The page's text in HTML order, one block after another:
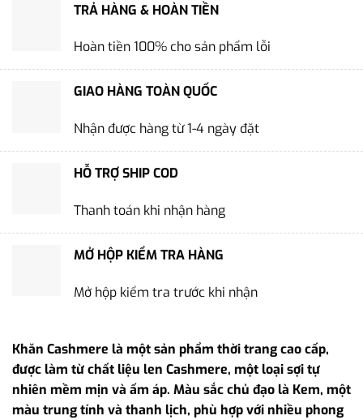
TRẢ HÀNG & HOÀN TIỀN
Hoàn tiền 100% cho sản phẩm lỗi
GIAO HÀNG TOÀN QUỐC
Nhận được hàng từ 1-4 ngày đặt
HỖ TRỢ SHIP COD
Thanh toán khi nhận hàng
MỞ HỘP KIỂM TRA HÀNG
Mở hộp kiểm tra trước khi nhận
Khăn Cashmere là một sản phẩm thời trang cao cấp,
được làm từ chất liệu len Cashmere, một loại sợi tự
nhiên mềm mịn và ấm áp. Màu sắc chủ đạo là Kem, một
màu trung tính và thanh lịch, phù hợp với nhiều phong